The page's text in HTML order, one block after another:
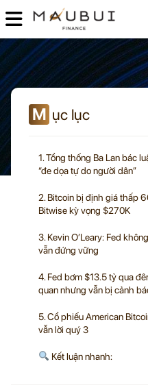
M ục lục
1. Tổng thống Ba Lan bác
“đe dọa tự do người dân”
2. Bitcoin bị định giá thấp
Bitwise kỳ vọng $270K
3. Kevin O’Leary: Fed
vẫn đứng vững
4. Fed bơm $13.5 tỷ qua
quan nhưng vẫn bị cảnh
5. Cổ phiếu American
vẫn lời quý 3
Kết luận nhanh: